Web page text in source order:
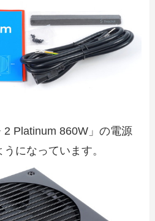
2 Platinum 860W」の電源
になっています。